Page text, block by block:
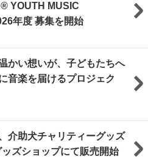
YOUTH MUSIC
年度 募集を開始
かい想いが、子どもたちへ
音楽を届けるプロジェク
介助犬チャリティーグッズ
ズショップにて販売開始